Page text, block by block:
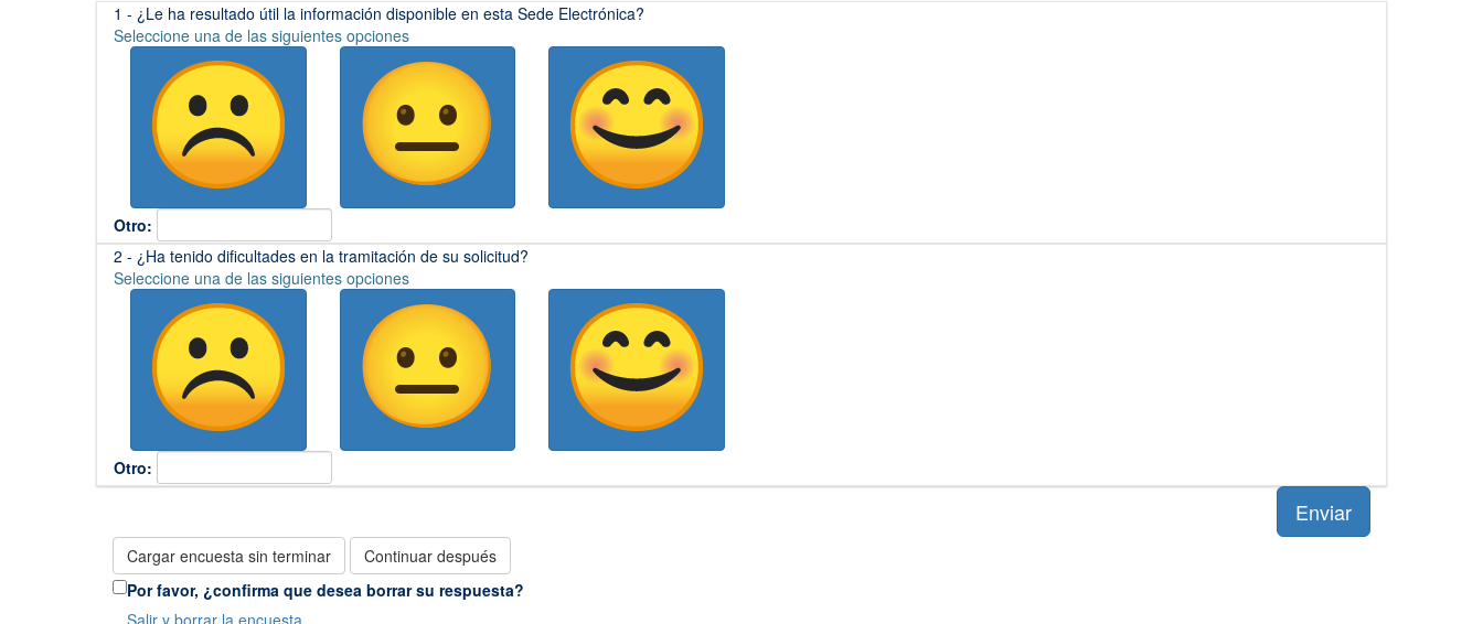
(Esta
pregunta
obligatoria)
1 - ¿Le ha resultado útil la información disponible en esta Sede Electrónica?
Seleccione una de las siguientes opciones
Otro:
(Esta
pregunta
obligatoria)
2 - ¿Ha tenido dificultades en la tramitación de su solicitud?
Seleccione una de las siguientes opciones
Otro:
Enviar
Cargar encuesta sin terminar
Continuar después
Por favor, ¿confirma que desea borrar su respuesta?
Salir y borrar la encuesta